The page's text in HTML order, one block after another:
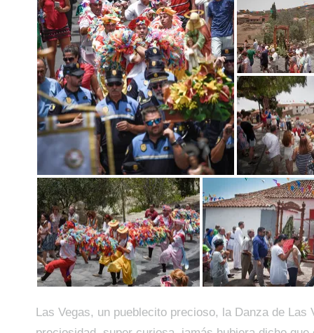
Las Vegas, un pueblecito precioso, la Danza de Las